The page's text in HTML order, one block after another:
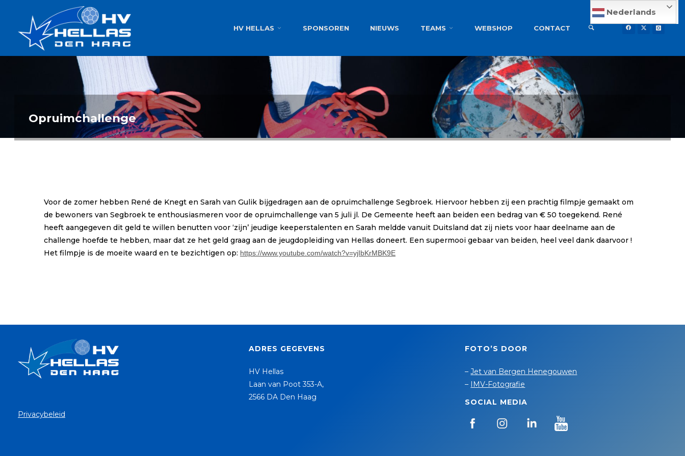
AMBITIE
HV HELLAS SPONSOREN NIEUWS TEAMS WEBSHOP CONTACT
Nederlands
Opruimchallenge
Voor de zomer hebben René de Knegt en Sarah van Gulik bijgedragen aan de opruimchallenge Segbroek. Hiervoor hebben zij een prachtig filmpje gemaakt om
de bewoners van Segbroek te enthousiasmeren voor de opruimchallenge van 5 juli jl. De Gemeente heeft aan beiden een bedrag van € 50 toegekend. René
heeft aangegeven dit geld te willen benutten voor ‘zijn’ jeudige keeperstalenten en Sarah meldde vanuit Duitsland dat zij niets voor haar deelname aan de
challenge hoefde te hebben, maar dat ze het geld graag aan de jeugdopleiding van Hellas doneert. Een supermooi gebaar van beiden, heel veel dank daarvoor !
Het filmpje is de moeite waard en te bezichtigen op: https://www.youtube.com/watch?v=yjIbKrMBK9E
Privacybeleid
ADRES GEGEVENS
HV Hellas
Laan van Poot 353-A,
2566 DA Den Haag
FOTO’S DOOR
–Jet van Bergen Henegouwen
– IMV-Fotografie
SOCIAL MEDIA